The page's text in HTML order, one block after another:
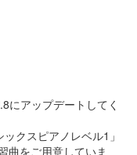
にアップデートしてく
クスピアノレベル1」
曲をご用意していま